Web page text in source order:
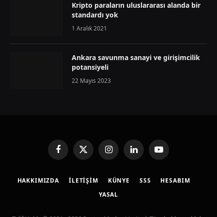
Kripto paraların uluslararası alanda bir
standardı yok
1 Aralık 2021
Ankara savunma sanayi ve girişimcilik
potansiyeli
22 Mayıs 2023
FacebookX
(Twitter)
InstagramLinkedInYouTube
HAKKIMIZDA İLETIŞIM KÜNYE SSS
HESABIM
YASAL